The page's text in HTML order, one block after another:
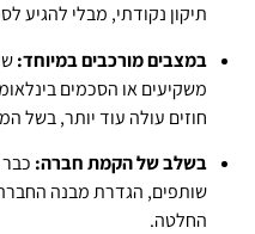
תיקון נקודתי, מבלי להגיע
במצבים מורכבים במיוחד:
משקיעים או הסכמים
חוזים עולה עוד יותר, בשל
בשלב של הקמת חברה:
שותפים, הגדרת מבנה
החלטה.